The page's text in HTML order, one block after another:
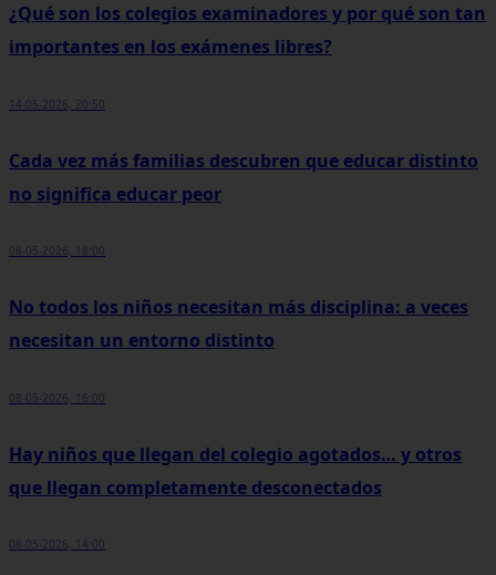
¿Qué son los colegios examinadores y por qué son tan
importantes en los exámenes libres?
14-05-2026, 20:50
Cada vez más familias descubren que educar distinto
no significa educar peor
08-05-2026, 18:00
No todos los niños necesitan más disciplina: a veces
necesitan un entorno distinto
08-05-2026, 16:00
Hay niños que llegan del colegio agotados… y otros
que llegan completamente desconectados
08-05-2026, 14:00